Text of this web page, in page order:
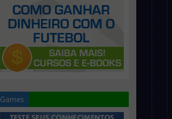
Games